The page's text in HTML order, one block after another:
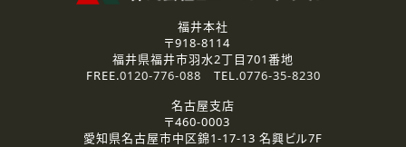
2.個人情報の第三者提供
ご提供いただいた個人情報は、法令等の規定に従う場合を除き、
3.個人情報の取り扱いの委託
弊社の定める個人情報保護の評価基準を満たした委託先に、個
福井本社
〒918-8114
福井県福井市羽水2丁目701番地
FREE.0120-776-088 TEL.0776-35-8230
名古屋支店
〒460-0003
愛知県名古屋市中区錦1-17-13 名興ビル7F